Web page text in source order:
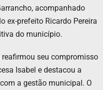
acompanhado
ex-prefeito Ricardo Pereira
do município.
seu compromisso
Isabel e destacou a
a gestão municipal. O